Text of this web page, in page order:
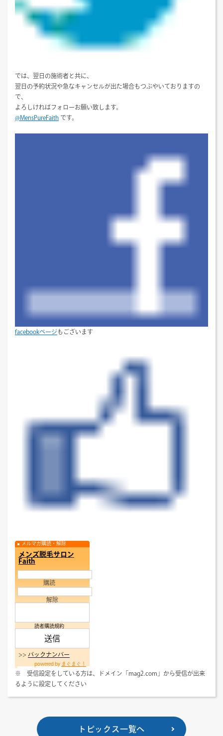
では、翌日の施術者と共に、
翌日の予約状況や急なキャンセルが出た場合もつぶやいておりますの
で、
よろしければフォローお願い致します。
@MensPureFaith です。
facebookページもございます
メルマガ購読・解除
メンズ脱毛サロン
Faith
購読
解除
読者購読規約
>> バックナンバー
powered by まぐまぐ！
※ 受信設定をしている方は、ドメイン「mag2.com」から受信が出来
るように設定してください
トピックス一覧へ